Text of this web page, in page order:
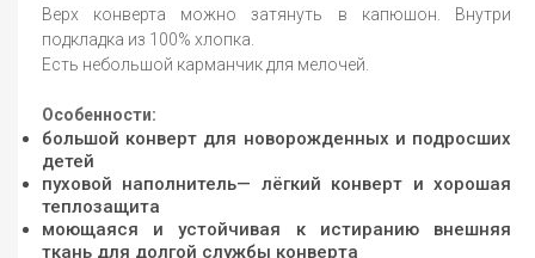
Верх конверта можно затянуть в капюшон. Внутри
подкладка из 100% хлопка.
Есть небольшой карманчик для мелочей.
Особенности:
большой конверт для новорожденных и подросших
детей
пуховой наполнитель— лёгкий конверт и хорошая
теплозащита
моющаяся и устойчивая к истиранию внешняя
ткань для долгой службы конверта